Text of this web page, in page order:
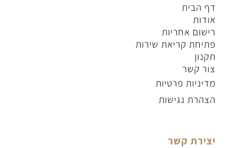
דף הבית
אודות
רישום אחריות
פתיחת קריאת שירות
תקנון
צור קשר
מדיניות פרטיות
הצהרת נגישות
יצירת קשר